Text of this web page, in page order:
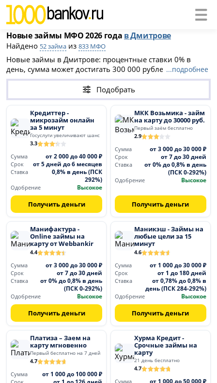
Новые займы МФО 2026 года в Дмитрове
Найдено 52 займа из833 МФО
Новые займы в Дмитрове: процентные ставки 0% в
день, сумма может достигать 300 000 рублей. Чтобы
получить займ в новой МФО 2026 года необходимо
заполнить онлайн-заявку на официальном сайте
компании. После одобрения деньги будут перечислены
на банковскую карту или выданы наличными в офисе
МФО.
...подробнее
Подобрать
Кредиттер -
микрозайм онлайн
за 5 минут
Госуслуги увеличивают шанс
3.3
Сумма
от 2 000 до 40 000 ₽
Срок от 5 дней до 6 месяцев
Ставка
0,8% в день (ПСК
292%)
Одобрение Высокое
Получить деньги
МКК Возьмика - займ
на карту до 30000 руб.
Первый заём бесплатно
2.9
Сумма
от 3 000 до 30 000 ₽
Срок от 7 до 30 дней
Ставка
от 0% до 0,8% в день
(ПСК 0-292%)
Одобрение Высокое
Получить деньги
Манифактура -
Online займы на
карту от Webbankir
4.4
Сумма
от 3 000 до 30 000 ₽
Срок от 7 до 30 дней
Ставка
от 0% до 0,8% в день
(ПСК 0-292%)
Одобрение Высокое
Получить деньги
Маникэш - Займы на
любые цели за 15
минут
4.6
Сумма
от 1 000 до 30 000 ₽
Срок от 1 до 180 дней
Ставка
от 0,78% до 0,8% в
день (ПСК 284-292%)
Одобрение Высокое
Получить деньги
Платиза – Заем на
карту мгновенно
Первый бесплатно на 7 дней
4.7
Сумма
от 1 000 до 100 000 ₽
Хурма Кредит -
Срочные займы на
карту
21 день бесплатно
4.7
Сумма
от 1 000 до 50 000 ₽